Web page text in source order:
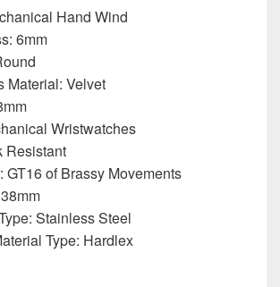
Hand Wind
6mm
Material: Velvet
Wristwatches
Resistant
GT16 of Brassy Movements
Stainless Steel
Type: Hardlex